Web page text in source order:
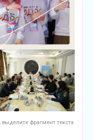
фрагмент текста